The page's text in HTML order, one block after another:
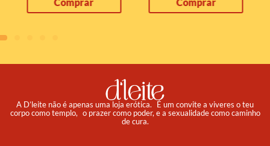
A D’leite não é apenas uma loja erótica. É um convite a viveres o teu
corpo como templo, o prazer como poder, e a sexualidade como caminho
de cura.